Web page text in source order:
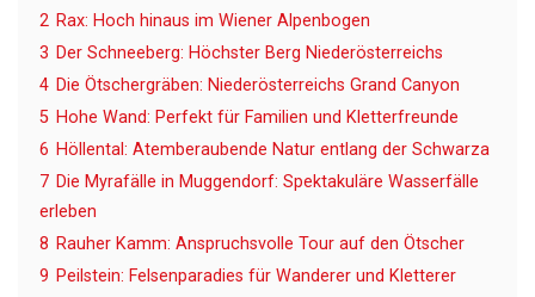
2 Rax: Hoch hinaus im Wiener Alpenbogen
3 Der Schneeberg: Höchster Berg Niederösterreichs
4 Die Ötschergräben: Niederösterreichs Grand Canyon
5 Hohe Wand: Perfekt für Familien und Kletterfreunde
6 Höllental: Atemberaubende Natur entlang der Schwarza
7 Die Myrafälle in Muggendorf: Spektakuläre Wasserfälle
erleben
8 Rauher Kamm: Anspruchsvolle Tour auf den Ötscher
9 Peilstein: Felsenparadies für Wanderer und Kletterer